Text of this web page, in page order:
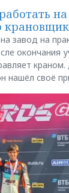
на
завод на
окончания
нашёл своё